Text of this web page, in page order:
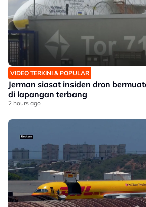
VIDEO TERKINI & POPULAR
Jerman siasat insiden dron
di lapangan terbang
2 hours ago